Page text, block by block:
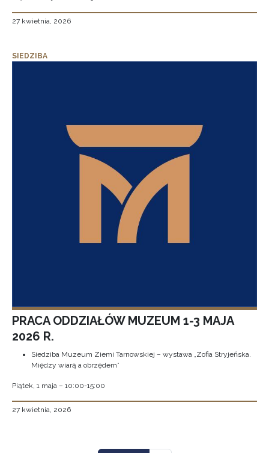
27 kwietnia, 2026
SIEDZIBA
PRACA ODDZIAŁÓW MUZEUM 1-3 MAJA
2026 R.
Siedziba Muzeum Ziemi Tarnowskiej – wystawa „Zofia Stryjeńska.
Między wiarą a obrzędem”
Piątek, 1 maja – 10:00-15:00
27 kwietnia, 2026